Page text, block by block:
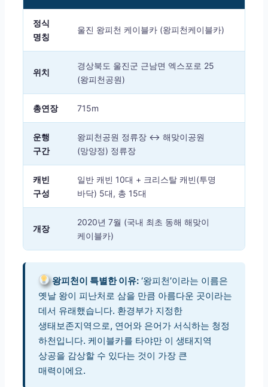
정식
명칭
울진 왕피천 케이블카 (왕피천케이블카)
위치
경상북도 울진군 근남면 엑스포로 25
(왕피천공원)
총연장 715m
운행
구간
왕피천공원 정류장 ↔ 해맞이공원
(망양정) 정류장
캐빈
구성
일반 캐빈 10대 + 크리스탈 캐빈(투명
바닥) 5대, 총 15대
개장
2020년 7월 (국내 최초 동해 해맞이
케이블카)
왕피천이 특별한 이유: ‘왕피천’이라는 이름은
옛날 왕이 피난처로 삼을 만큼 아름다운 곳이라는
데서 유래했습니다. 환경부가 지정한
생태보존지역으로, 연어와 은어가 서식하는 청정
하천입니다. 케이블카를 타야만 이 생태지역
상공을 감상할 수 있다는 것이 가장 큰
매력이에요.